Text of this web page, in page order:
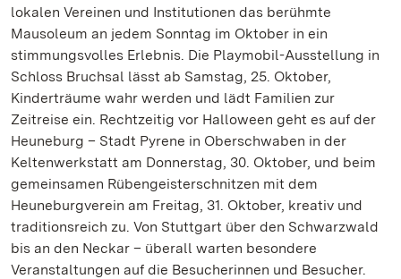
lokalen Vereinen und Institutionen das berühmte
Mausoleum an jedem Sonntag im Oktober in ein
stimmungsvolles Erlebnis. Die Playmobil-Ausstellung in
Schloss Bruchsal lässt ab Samstag, 25. Oktober,
Kinderträume wahr werden und lädt Familien zur
Zeitreise ein. Rechtzeitig vor Halloween geht es auf der
Heuneburg – Stadt Pyrene in Oberschwaben in der
Keltenwerkstatt am Donnerstag, 30. Oktober, und beim
gemeinsamen Rübengeisterschnitzen mit dem
Heuneburgverein am Freitag, 31. Oktober, kreativ und
traditionsreich zu. Von Stuttgart über den Schwarzwald
bis an den Neckar – überall warten besondere
Veranstaltungen auf die Besucherinnen und Besucher.